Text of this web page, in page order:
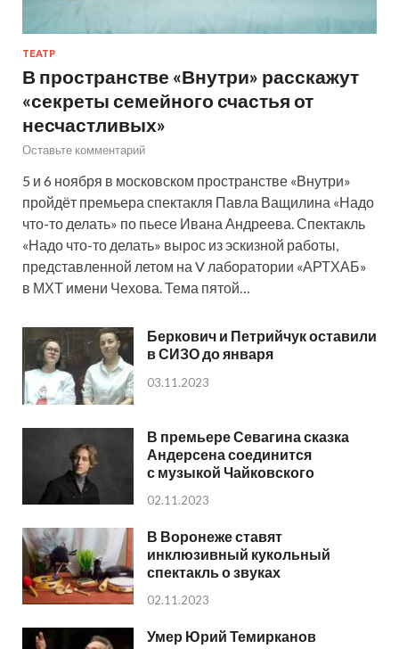
ТЕАТР
В пространстве «Внутри» расскажут
«секреты семейного счастья от
несчастливых»
Оставьте комментарий
5 и 6 ноября в московском пространстве «Внутри»
пройдёт премьера спектакля Павла Ващилина «Надо
что-то делать» по пьесе Ивана Андреева. Спектакль
«Надо что-то делать» вырос из эскизной работы,
представленной летом на V лаборатории «АРТХАБ»
в МХТ имени Чехова. Тема пятой…
Беркович и Петрийчук оставили
в СИЗО до января
03.11.2023
В премьере Севагина сказка
Андерсена соединится
с музыкой Чайковского
02.11.2023
В Воронеже ставят
инклюзивный кукольный
спектакль о звуках
02.11.2023
Умер Юрий Темирканов